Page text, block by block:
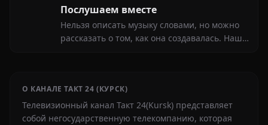
Послушаем вместе
Нельзя описать музыку словами, но можно
рассказать о том, как она создавалась. Наша
звучит их музыка сейчас
О КАНАЛЕ ТАКТ 24 (КУРСК)
Телевизионный канал Такт 24(Kursk) представляет
собой негосударственную телекомпанию, которая